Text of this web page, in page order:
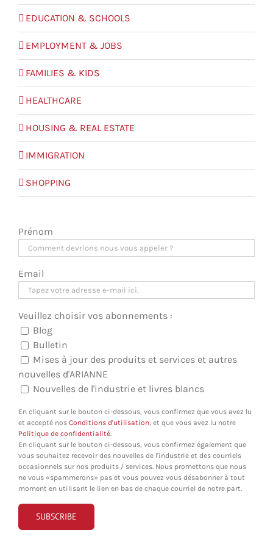
EDUCATION & SCHOOLS
EMPLOYMENT & JOBS
FAMILIES & KIDS
HEALTHCARE
HOUSING & REAL ESTATE
IMMIGRATION
SHOPPING
Prénom
Email
Veuillez choisir vos abonnements :
Blog
Bulletin
Mises à jour des produits et services et autres
nouvelles d'ARIANNE
Nouvelles de l'industrie et livres blancs
En cliquant sur le bouton ci-dessous, vous confirmez que vous avez lu
et accepté nos Conditions d'utilisation , et que vous avez lu notre
Politique de confidentialité
En cliquant sur le bouton ci-dessous, vous confirmez également que
vous souhaitez recevoir des nouvelles de l'industrie et des courriels
occasionnels sur nos produits / services. Nous promettons que nous
ne vous «spammerons» pas et vous pouvez vous désabonner à tout
moment en utilisant le lien en bas de chaque courriel de notre part.